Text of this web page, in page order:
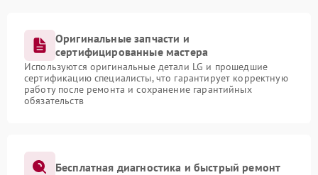
Оригинальные запчасти и
сертифицированные мастера
Используются оригинальные детали LG и прошедшие
сертификацию специалисты, что гарантирует корректную
работу после ремонта и сохранение гарантийных
обязательств
Бесплатная диагностика и быстрый ремонт